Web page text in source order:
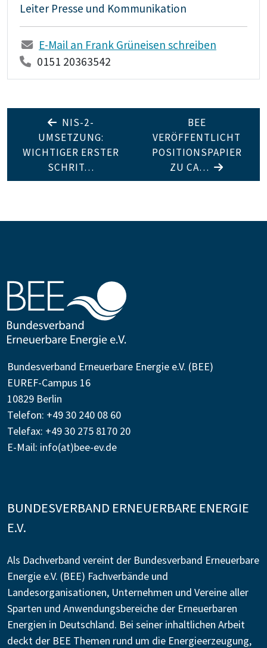
Leiter Presse und Kommunikation
E-Mail an Frank Grüneisen schreiben
0151 20363542
NIS-2-
UMSETZUNG:
WICHTIGER ERSTER
SCHRIT…
BEE
VERÖFFENTLICHT
POSITIONSPAPIER
ZU CA…
Bundesverband Erneuerbare Energie e.V. (BEE)
EUREF-Campus 16
10829 Berlin
Telefon: +49 30 240 08 60
Telefax: +49 30 275 8170 20
E-Mail: info(at)bee-ev.de
BUNDESVERBAND ERNEUERBARE ENERGIE
E.V.
Als Dachverband vereint der Bundesverband Erneuerbare
Energie e.V. (BEE) Fachverbände und
Landesorganisationen, Unternehmen und Vereine aller
Sparten und Anwendungsbereiche der Erneuerbaren
Energien in Deutschland. Bei seiner inhaltlichen Arbeit
deckt der BEE Themen rund um die Energieerzeugung,